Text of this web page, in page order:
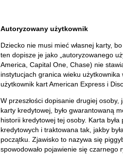
Autoryzowany użytkownik
Dziecko nie musi mieć własnej karty,
ten dopisze je jako „autoryzowanego
America, Capital One, Chase) nie
instytucjach granica wieku użytkownika
użytkownik kart American Express i
W przeszłości dopisanie drugiej
karty kredytowej, było gwarantowaną
historii kredytowej tej osoby. Karta
kredytowych i traktowana tak, jakby
początku. Zjawisko to nazywa się
spowodowało pojawienie się czarnego